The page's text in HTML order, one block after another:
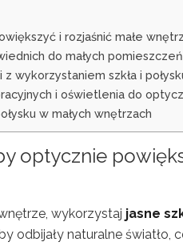
i rozjaśnić małe
do małych pomieszczeń
wykorzystaniem szkła i
i oświetlenia do
w małych wnętrzach
optycznie
wykorzystaj jasne
odbijały naturalne światło,